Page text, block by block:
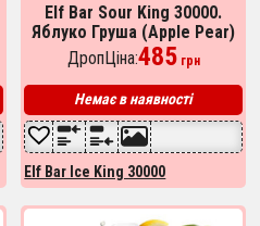
Elf Bar Sour King 30000.
Яблуко Груша (Apple Pear)
ДропЦіна:485грн
Немає в наявності
Elf Bar Ice King 30000